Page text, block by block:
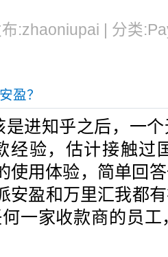
:zhaoniupai | 分类
盈？
知乎之后，一个
经验，估计接触过
使用体验，简单回
安盈和万里汇我都
一家收款商的员